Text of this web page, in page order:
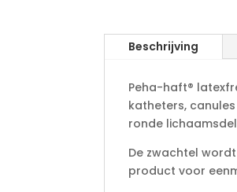
Beschrijving
Peha-haft®
katheters,
ronde
De zwachtel
product voor